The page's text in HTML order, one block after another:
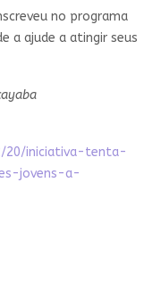
no programa
a ajude a atingir seus
20/iniciativa-tenta-
jovens-a-